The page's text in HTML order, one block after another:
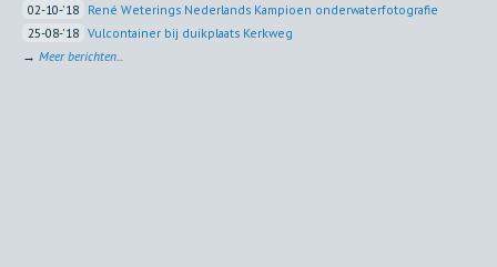
02-10-'18 René Weterings Nederlands Kampioen onderwaterfotografie
25-08-'18 Vulcontainer bij duikplaats Kerkweg
→ Meer berichten...